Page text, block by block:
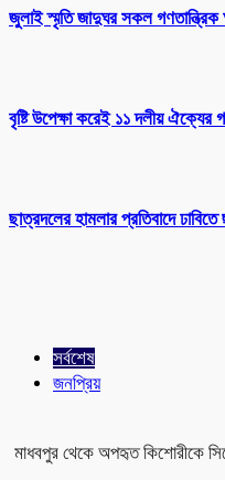
জুলাই স্মৃতি জাদুঘর সকল গণতান্ত্রিক
বৃষ্টি উপেক্ষা করেই ১১ দলীয় ঐক্যের
ছাত্রদলের হামলার প্রতিবাদে
সর্বশেষ
জনপ্রিয়
মাধবপুর থেকে অপহৃত কিশোরীকে